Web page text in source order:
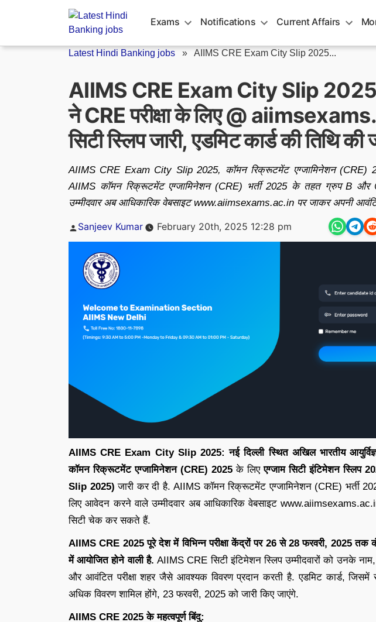
Exams Notifications Current Affairs
Latest Hindi Banking jobs » AIIMS CRE Exam City Slip 2025...
AIIMS CRE Exam City Slip
ने CRE परीक्षा के लिए @
सिटी स्लिप जारी, एडमिट कार्ड की तिथि की
AIIMS CRE Exam City Slip 2025, कॉमन रिक्रूटमेंट एग्जामिनेशन (CRE)
AIIMS कॉमन रिक्रूटमेंट एग्जामिनेशन (CRE) भर्ती 2025 के तहत ग्रुप B
उम्मीदवार अब आधिकारिक वेबसाइट www.aiimsexams.ac.in पर जाकर अपनी
Posted
Sanjeev Kumar February 20th, 2025 12:28 pm
AIIMS CRE Exam City Slip 2025: नई दिल्ली स्थित अखिल भारतीय
कॉमन रिक्रूटमेंट एग्जामिनेशन (CRE) 2025 के लिएएग्जाम सिटी इंटिमेशन
Slip 2025) जारी कर दी है. AIIMS कॉमन रिक्रूटमेंट एग्जामिनेशन (CRE) भर्ती
लिए आवेदन करने वाले उम्मीदवार अब आधिकारिक वेबसाइट
सिटी चेक कर सकते हैं.
AIIMS CRE 2025 पूरे देश में विभिन्न परीक्षा केंद्रों पर 26 से 28 फरवरी, 2025 तक
में आयोजित होने वाली है. AIIMS CRE सिटी इंटिमेशन स्लिप उम्मीदवारों को उनके
और आवंटित परीक्षा शहर जैसे आवश्यक विवरण प्रदान करती है. एडमिट कार्ड,
अधिक विवरण शामिल होंगे, 23 फरवरी, 2025 को जारी किए जाएंगे.
AIIMS CRE 2025 के महत्वपूर्ण बिंदु: